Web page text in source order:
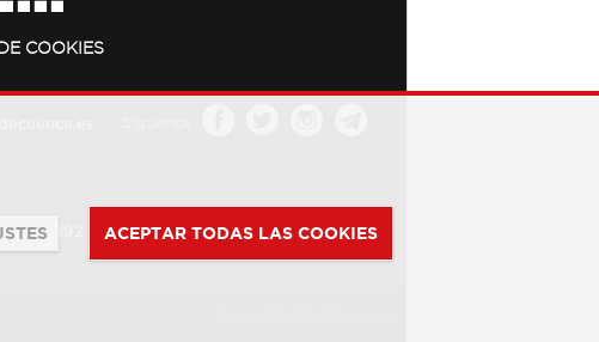
COOKIES
726 392 ACEPTAR TODAS LAS COOKIES